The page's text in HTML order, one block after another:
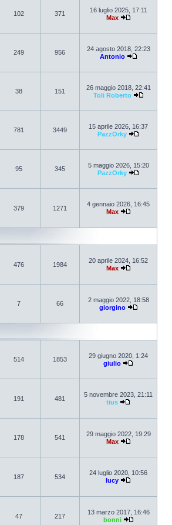
102 371
16 luglio 2025, 17:11
Max
249 956
24 agosto 2018, 22:23
Antonio
38 151
26 maggio 2018, 22:41
Toli Roberto
781 3449
15 aprile 2026, 16:37
PazzOrky
95 345
5 maggio 2026, 15:20
PazzOrky
379 1271
4 gennaio 2026, 16:45
Max
476 1984
20 aprile 2024, 16:52
Max
7 66
2 maggio 2022, 18:58
giorgino
514 1853
29 giugno 2020, 1:24
giulio
191 481
5 novembre 2023, 21:11
tius
178 541
29 maggio 2022, 19:29
Max
187 534
24 luglio 2020, 10:56
lucy
47 217
13 marzo 2017, 16:46
bonni